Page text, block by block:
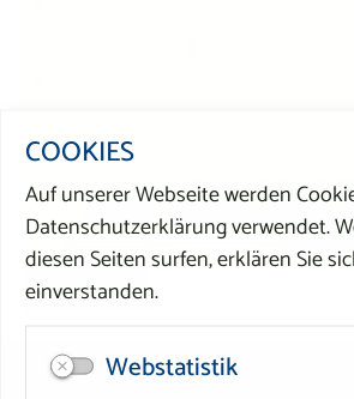
COOKIES
Auf unserer Webseite werden
Datenschutzerklärung verwendet.
diesen Seiten surfen, erklären Sie
einverstanden.
Webstatistik
backward Zurück
DIREKT ZU